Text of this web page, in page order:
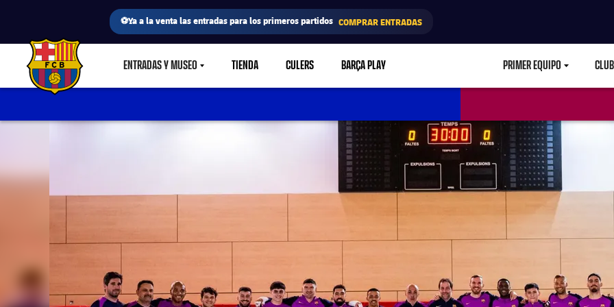
⚽Ya a la venta las entradas para los primeros partidos COMPRAR ENTRADAS
FC Barcelona club badge ENTRADAS Y MUSEOLABEL.SHARE.CARETDOWN
TIENDA CULERS BARÇA PLAY PRIMER EQUIPO CLUB